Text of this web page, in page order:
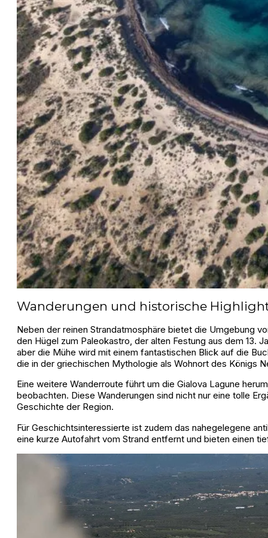
Wanderungen und historische
Neben der reinen Strandatmosphäre bietet die Umgebung
den Hügel zum Paleokastro, der alten Festung aus dem 13.
aber die Mühe wird mit einem fantastischen Blick auf die
die in der griechischen Mythologie als Wohnort des Königs
Eine weitere Wanderroute führt um die Gialova Lagune
beobachten. Diese Wanderungen sind nicht nur eine tolle
Geschichte der Region.
Für Geschichtsinteressierte ist zudem das nahegelegene
eine kurze Autofahrt vom Strand entfernt und bieten einen